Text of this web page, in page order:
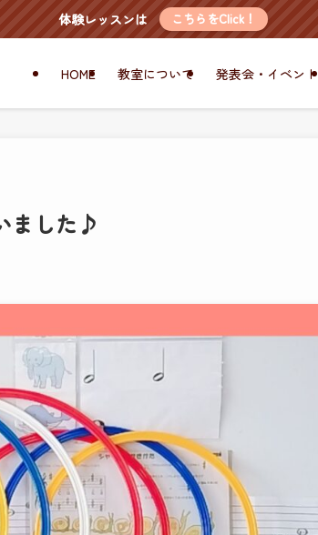
体験レッスンは こちらをClick！
HOME 教室について 発表会・イベント
ました♪